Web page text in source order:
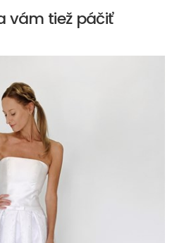
vám tiež páčiť